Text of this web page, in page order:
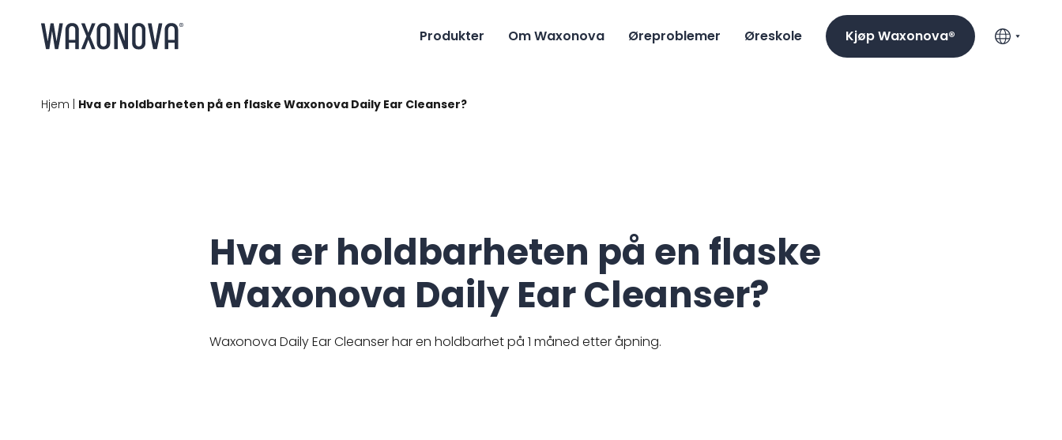
Produkter Om Waxonova Øreproblemer Øreskole Kjøp Waxonova®
Hjem Hva er holdbarheten på en flaske Waxonova Daily Ear Cleanser?
Hva er holdbarheten på en flaske
Waxonova Daily Ear Cleanser?
Waxonova Daily Ear Cleanser har en holdbarhet på 1 måned etter åpning.